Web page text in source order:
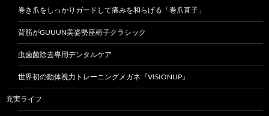
巻き爪をしっかりガードして痛みを和らげる「巻爪直子」
背筋がGUUUN美姿勢座椅子クラシック
虫歯菌除去専用デンタルケア
世界初の動体視力トレーニングメガネ『VISIONUP』
充実ライフ